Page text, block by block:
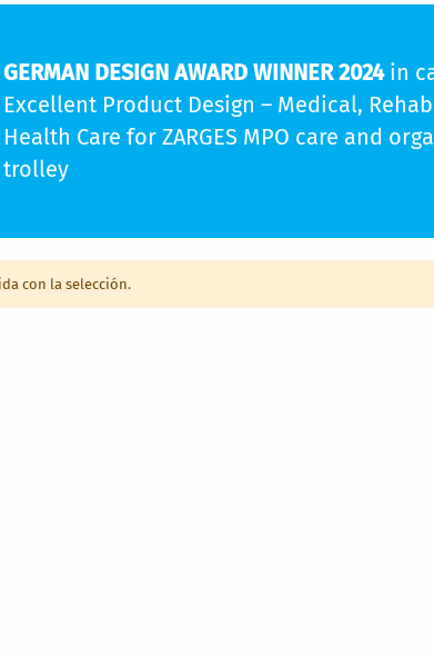
GERMAN DESIGN AWARD WINNER 2024in
Excellent Product Design – Medical,
Health Care for ZARGES MPO care and
trolley
con la selección.